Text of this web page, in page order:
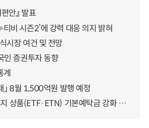
안』 발표
티비 시즌2’에 강력 대응 의지 밝혀
시장 여건 및 전망
증권투자 동향
계
」 8월 1,500억원 발행 예정
단일종목 레버리지 상품(ETF·ETN) 기본예탁금 강화 조기시행 방안 안내